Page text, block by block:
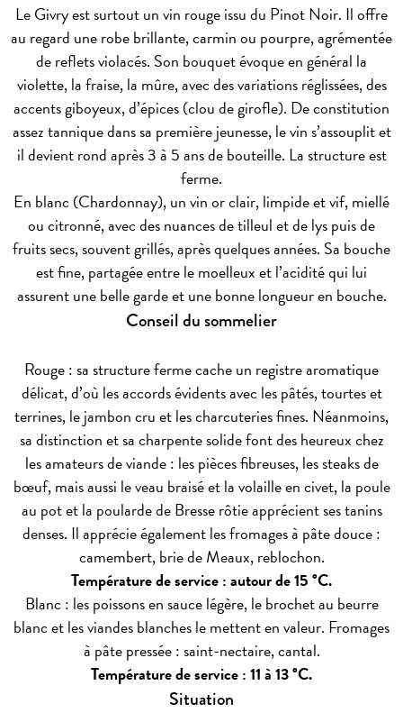
Le Givry est surtout un vin rouge issu du Pinot Noir. Il offre
au regard une robe brillante, carmin ou pourpre, agrémentée
de reflets violacés. Son bouquet évoque en général la
violette, la fraise, la mûre, avec des variations réglissées, des
accents giboyeux, d’épices (clou de girofle). De constitution
assez tannique dans sa première jeunesse, le vin s’assouplit et
il devient rond après 3 à 5 ans de bouteille. La structure est
ferme.
En blanc (Chardonnay), un vin or clair, limpide et vif, miellé
ou citronné, avec des nuances de tilleul et de lys puis de
fruits secs, souvent grillés, après quelques années. Sa bouche
est fine, partagée entre le moelleux et l’acidité qui lui
assurent une belle garde et une bonne longueur en bouche.
Conseil du sommelier
Rouge : sa structure ferme cache un registre aromatique
délicat, d’où les accords évidents avec les pâtés, tourtes et
terrines, le jambon cru et les charcuteries fines. Néanmoins,
sa distinction et sa charpente solide font des heureux chez
les amateurs de viande : les pièces fibreuses, les steaks de
bœuf, mais aussi le veau braisé et la volaille en civet, la poule
au pot et la poularde de Bresse rôtie apprécient ses tanins
denses. Il apprécie également les fromages à pâte douce :
camembert, brie de Meaux, reblochon.
Température de service : autour de 15 °C.
Blanc : les poissons en sauce légère, le brochet au beurre
blanc et les viandes blanches le mettent en valeur. Fromages
à pâte pressée : saint-nectaire, cantal.
Température de service : 11 à 13 °C.
Situation